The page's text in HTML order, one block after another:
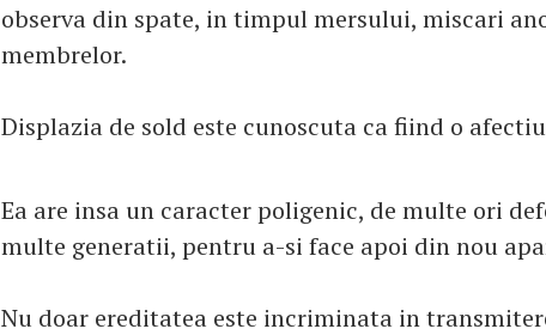
observa din spate, in timpul mersului, miscari
membrelor.
Displazia de sold este cunoscuta ca fiind o
Ea are insa un caracter poligenic, de multe ori
multe generatii, pentru a-si face apoi din nou
Nu doar ereditatea este incriminata in